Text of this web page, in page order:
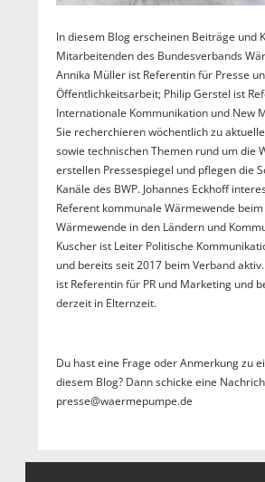
In diesem Blog erscheinen Beiträge und
Mitarbeitenden des Bundesverbands
Annika Müller ist Referentin für Presse
Öffentlichkeitsarbeit; Philip Gerstel ist
Internationale Kommunikation und New
Sie recherchieren wöchentlich zu
sowie technischen Themen rund um die
erstellen Pressespiegel und pflegen die
Kanäle des BWP. Johannes Eckhoff
Referent kommunale Wärmewende beim
Wärmewende in den Ländern und
Kuscher ist Leiter Politische
und bereits seit 2017 beim Verband
ist Referentin für PR und Marketing und
derzeit in Elternzeit.
Du hast eine Frage oder Anmerkung zu
diesem Blog? Dann schicke eine
presse@waermepumpe.de